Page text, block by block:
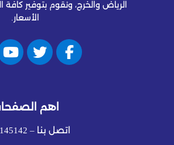
الرياض والخرج، ونقوم بتوفير
الأسعار.
اهم
اتصل بنا – 0548145142